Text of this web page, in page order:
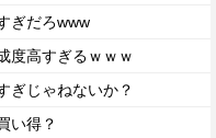
ぎだろwww
度高すぎるｗｗｗ
ぎじゃねないか？
い得？